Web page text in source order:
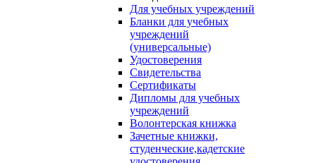
Для учебных учреждений
Бланки для учебных
учреждений
(универсальные)
Удостоверения
Свидетельства
Сертификаты
Дипломы для учебных
учреждений
Волонтерская книжка
Зачетные книжки,
студенческие,кадетские